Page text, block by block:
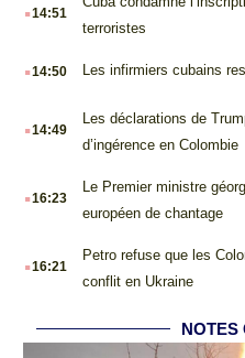
14:51
terroristes
.14:50 Les infirmiers cubains
.14:49
Les déclarations de
d’ingérence en Colombie
.16:23
Le Premier ministre
européen de chantage
.16:21
Petro refuse que les
conflit en Ukraine
NOTES